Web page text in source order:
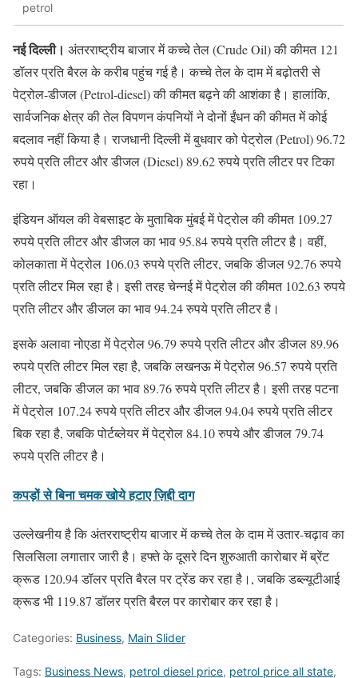
petrol
नई दिल्ली। अंतरराष्ट्रीय बाजार में कच्चे तेल (Crude Oil) की कीमत 121
डॉलर प्रति बैरल के करीब पहुंच गई है। कच्चे तेल के दाम में बढ़ोतरी से
पेट्रोल-डीजल (Petrol-diesel) की कीमत बढ़ने की आशंका है। हालांकि,
सार्वजनिक क्षेत्र की तेल विपणन कंपनियों ने दोनों ईंधन की कीमत में कोई
बदलाव नहीं किया है। राजधानी दिल्ली में बुधवार को पेट्रोल (Petrol) 96.72
रुपये प्रति लीटर और डीजल (Diesel) 89.62 रुपये प्रति लीटर पर टिका
रहा।
इंडियन ऑयल की वेबसाइट के मुताबिक मुंबई में पेट्रोल की कीमत 109.27
रुपये प्रति लीटर और डीजल का भाव 95.84 रुपये प्रति लीटर है। वहीं,
कोलकाता में पेट्रोल 106.03 रुपये प्रति लीटर, जबकि डीजल 92.76 रुपये
प्रति लीटर मिल रहा है। इसी तरह चेन्नई में पेट्रोल की कीमत 102.63 रुपये
प्रति लीटर और डीजल का भाव 94.24 रुपये प्रति लीटर है।
इसके अलावा नोएडा में पेट्रोल 96.79 रुपये प्रति लीटर और डीजल 89.96
रुपये प्रति लीटर मिल रहा है, जबकि लखनऊ में पेट्रोल 96.57 रुपये प्रति
लीटर, जबकि डीजल का भाव 89.76 रुपये प्रति लीटर है। इसी तरह पटना
में पेट्रोल 107.24 रुपये प्रति लीटर और डीजल 94.04 रुपये प्रति लीटर
बिक रहा है, जबकि पोर्टब्लेयर में पेट्रोल 84.10 रुपये और डीजल 79.74
रुपये प्रति लीटर है।
कपड़ों से बिना चमक खोये हटाए ज़िद्दी दाग
उल्लेखनीय है कि अंतरराष्ट्रीय बाजार में कच्चे तेल के दाम में उतार-चढ़ाव का
सिलसिला लगातार जारी है। हफ्ते के दूसरे दिन शुरुआती कारोबार में ब्रेंट
क्रूड 120.94 डॉलर प्रति बैरल पर ट्रेंड कर रहा है।, जबकि डब्ल्यूटीआई
क्रूड भी 119.87 डॉलर प्रति बैरल पर कारोबार कर रहा है।
Categories: Business, Main Slider
Tags: Business News, petrol diesel price, petrol price all state,